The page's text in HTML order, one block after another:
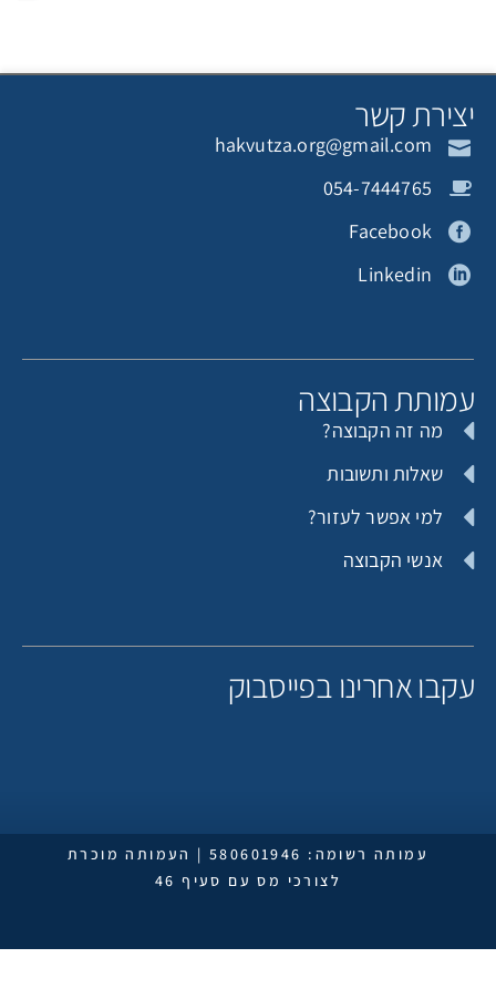
תורם אנונימי
תורם אנונימי
קשר
hakvutza.org@gmail.com
054-7444765
Facebook
Linkedin
הקבוצה
מה זה הקבוצה?
שאלות ותשובות
למי אפשר לעזור?
אנשי הקבוצה
אחרינו בפייסבוק
עמותה רשומה: 580601946 | העמותה מוכרת
לצורכי מס עם סעיף 46